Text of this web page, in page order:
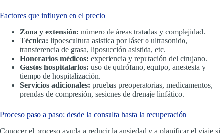
Factores que influyen en el precio
Zona y extensión: número de áreas tratadas y complejidad.
Técnica: lipoescultura asistida por láser o ultrasonido,
transferencia de grasa, liposucción asistida, etc.
Honorarios médicos: experiencia y reputación del cirujano.
Gastos hospitalarios: uso de quirófano, equipo, anestesia y
tiempo de hospitalización.
Servicios adicionales: pruebas preoperatorias, medicamentos,
prendas de compresión, sesiones de drenaje linfático.
Proceso paso a paso: desde la consulta hasta la recuperación
Conocer el proceso ayuda a reducir la ansiedad y a planificar el viaje si